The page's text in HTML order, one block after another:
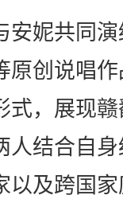
妮共同演
原创说唱
式，展现
人结合自
以及跨国